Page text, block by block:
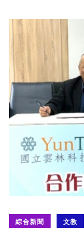
綜合新聞 文教